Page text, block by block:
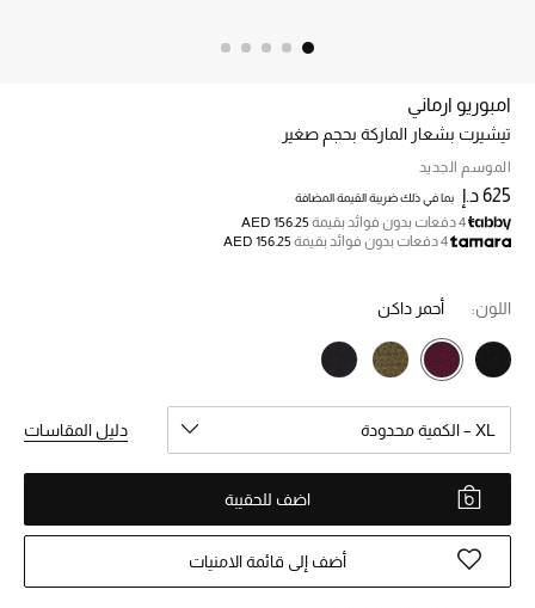
خصم حتى 70%
تسوقوا الآن
ما وصلنا حديثاً
ما وصلنا حديثاً
الموسم الجديد
النساء
الحقائب النسائية
أحذية النسائية
امبوريو ارماني
تيشيرت بشعار الماركة بحجم صغير
الموسم الجديد
625 د.إ بما في ذلك ضريبة القيمة المضافة
4 دفعات بدون فوائد بقيمة
AED 156.25
4 دفعات بدون فوائد بقيمة
AED 156.25
اللون: أحمر داكن
XL – الكمية محدودة دليل المقاسات
اضف للحقيبة
أضف إلى قائمة الامنيات